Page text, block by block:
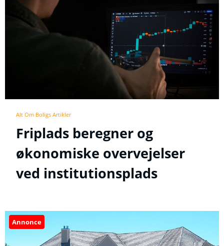
Alt Om Boligs Artikler
Friplads beregner og
økonomiske overvejelser
ved institutionsplads
Annonce